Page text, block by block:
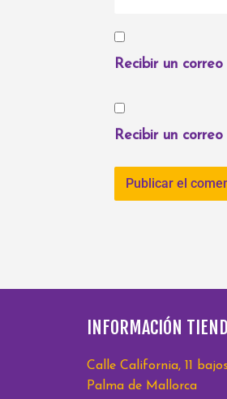
Recibir un
Recibir un
INFORMACIÓN
Calle California, 11
Palma de Mallorca